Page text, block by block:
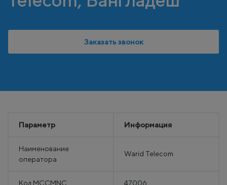
Заказать звонок
Параметр Информация
Наименование
оператора
Warid Telecom
Код MCCMNC 47006